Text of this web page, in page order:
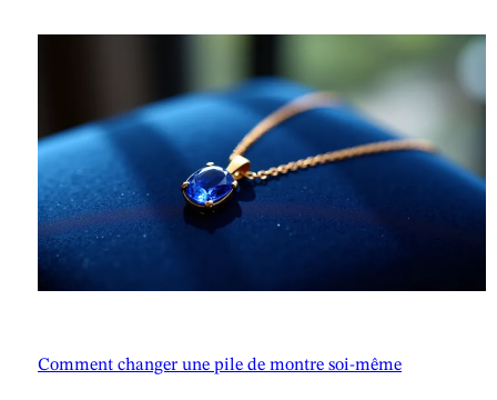
Comment changer une pile de montre soi-même